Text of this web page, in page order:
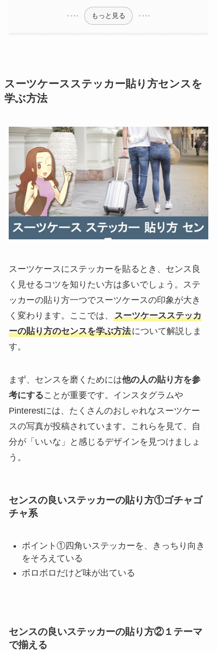
もっと見る
スーツケースステッカー貼り方センスを
学ぶ方法
スーツケースにステッカーを貼るとき、センス良
く見せるコツを知りたい方は多いでしょう。ステ
ッカーの貼り方一つでスーツケースの印象が大き
く変わります。ここでは、 スーツケースステッカ
ーの貼り方のセンスを学ぶ方法について解説しま
す。
まず、センスを磨くためには他の人の貼り方を参
考にすることが重要です。インスタグラムや
Pinterestには、たくさんのおしゃれなスーツケー
スの写真が投稿されています。これらを見て、自
分が「いいな」と感じるデザインを見つけましょ
う。
センスの良いステッカーの貼り方①ゴチャゴ
チャ系
ポイント①四角いステッカーを、きっちり向き
をそろえている
ボロボロだけど味が出ている
センスの良いステッカーの貼り方②１テーマ
で揃える